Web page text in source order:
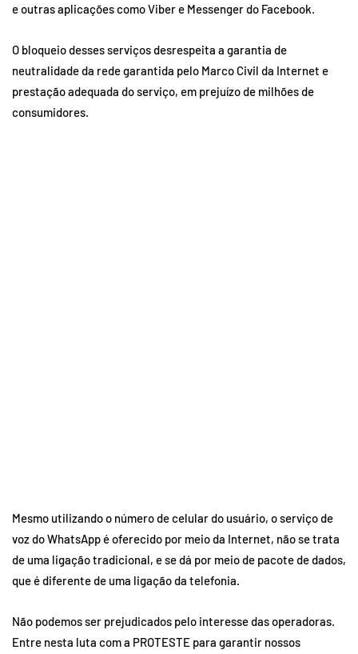
e outras aplicações como Viber e Messenger do Facebook.
O bloqueio desses serviços desrespeita a garantia de
neutralidade da rede garantida pelo Marco Civil da Internet e
prestação adequada do serviço, em prejuízo de milhões de
consumidores.
Mesmo utilizando o número de celular do usuário, o serviço de
voz do WhatsApp é oferecido por meio da Internet, não se trata
de uma ligação tradicional, e se dá por meio de pacote de dados,
que é diferente de uma ligação da telefonia.
Não podemos ser prejudicados pelo interesse das operadoras.
Entre nesta luta com a PROTESTE para garantir nossos